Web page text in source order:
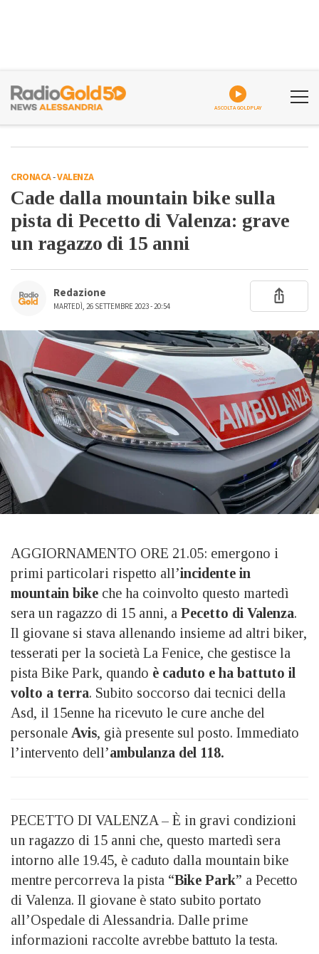
ASCOLTA GOLDPLAY
CRONACA-VALENZA
Cade dalla mountain bike sulla
pista di Pecetto di Valenza: grave
un ragazzo di 15 anni
Redazione
MARTEDÌ, 26 SETTEMBRE 2023 - 20:54
AGGIORNAMENTO ORE 21.05: emergono i
primi particolari rispetto all’incidente in
mountain bike che ha coinvolto questo martedì
sera un ragazzo di 15 anni, a Pecetto di Valenza.
Il giovane si stava allenando insieme ad altri biker,
tesserati per la società La Fenice, che gestisce la
pista Bike Park, quando è caduto e ha battuto il
volto a terra. Subito soccorso dai tecnici della
Asd, il 15enne ha ricevuto le cure anche del
personale Avis, già presente sul posto. Immediato
l’intervento dell’ambulanza del 118.
PECETTO DI VALENZA – È in gravi condizioni
un ragazzo di 15 anni che, questo martedì sera
intorno alle 19.45, è caduto dalla mountain bike
mentre percorreva la pista “Bike Park” a Pecetto
di Valenza. Il giovane è stato subito portato
all’Ospedale di Alessandria. Dalle prime
informazioni raccolte avrebbe battuto la testa.